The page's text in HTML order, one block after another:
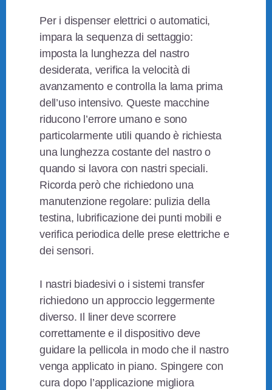
Per i dispenser elettrici o automatici,
impara la sequenza di settaggio:
imposta la lunghezza del nastro
desiderata, verifica la velocità di
avanzamento e controlla la lama prima
dell’uso intensivo. Queste macchine
riducono l’errore umano e sono
particolarmente utili quando è richiesta
una lunghezza costante del nastro o
quando si lavora con nastri speciali.
Ricorda però che richiedono una
manutenzione regolare: pulizia della
testina, lubrificazione dei punti mobili e
verifica periodica delle prese elettriche e
dei sensori.
I nastri biadesivi o i sistemi transfer
richiedono un approccio leggermente
diverso. Il liner deve scorrere
correttamente e il dispositivo deve
guidare la pellicola in modo che il nastro
venga applicato in piano. Spingere con
cura dopo l’applicazione migliora